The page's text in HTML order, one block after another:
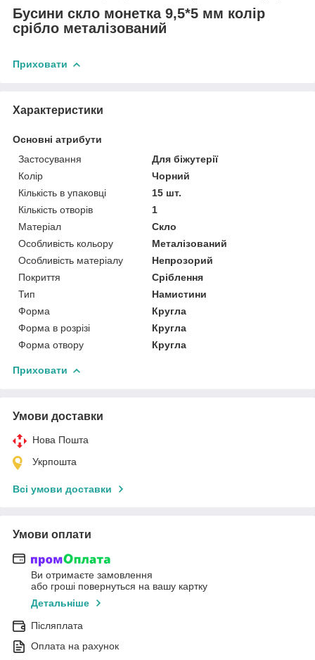
Бусини скло монетка 9,5*5 мм колір
срібло металізований
Приховати
Характеристики
Основні атрибути
Застосування
Для біжутерії
Колір
Чорний
Кількість в упаковці
15 шт.
Кількість отворів
1
Матеріал
Скло
Особливість кольору
Металізований
Особливість матеріалу
Непрозорий
Покриття
Сріблення
Тип
Намистини
Форма
Кругла
Форма в розрізі
Кругла
Форма отвору
Кругла
Приховати
Умови доставки
Нова Пошта
Укрпошта
Всі умови доставки
Умови оплати
Ви отримаєте замовлення
або гроші повернуться на вашу картку
Детальніше
Післяплата
Оплата на рахунок